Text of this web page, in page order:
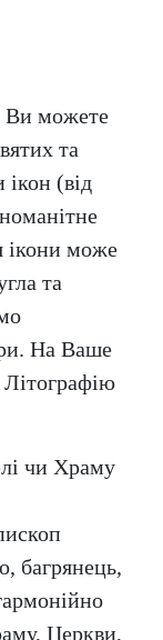
Ви можете
та
ікон (від
ікони може
та
На Ваше
чи Храму
багрянець,
Церкви,